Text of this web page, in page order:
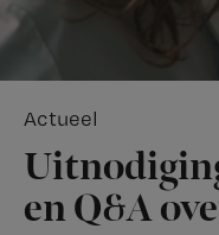
Actueel
en Q&A